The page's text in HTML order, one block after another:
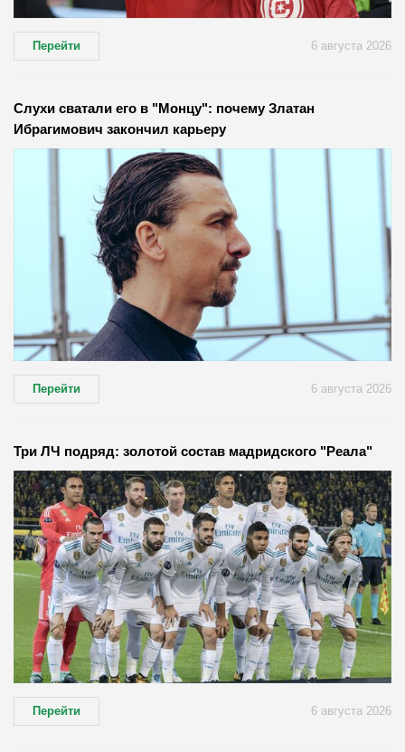
Перейти 6 августа 2026
Слухи сватали его в "Монцу": почему Златан
Ибрагимович закончил карьеру
Перейти 6 августа 2026
Три ЛЧ подряд: золотой состав мадридского "Реала"
Перейти 6 августа 2026